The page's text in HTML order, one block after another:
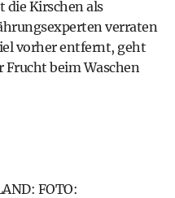
die Kirschen als
verraten
vorher entfernt, geht
Frucht beim Waschen
FOTO: